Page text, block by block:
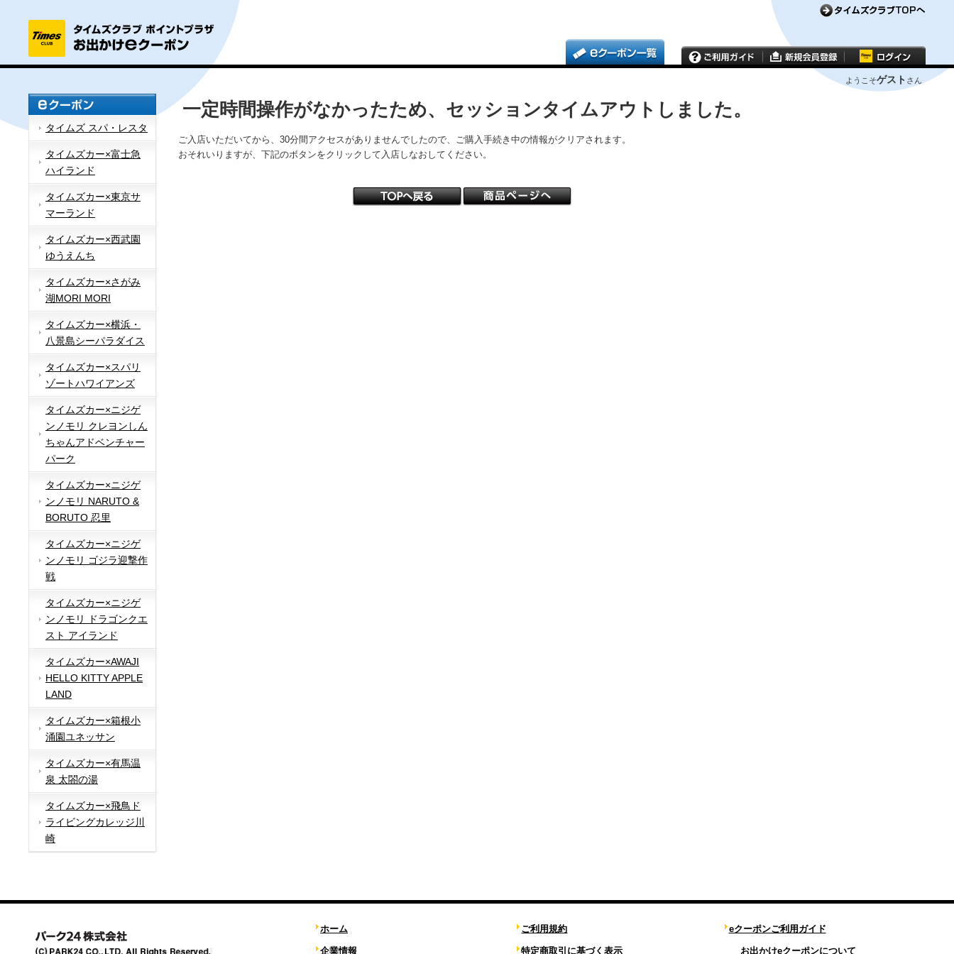
ようこそゲスト さん
タイムズ スパ・レスタ
タイムズカー×富士急
ハイランド
タイムズカー×東京サ
マーランド
タイムズカー×西武園
ゆうえんち
タイムズカー×さがみ
湖MORI MORI
タイムズカー×横浜・
八景島シーパラダイス
タイムズカー×スパリ
ゾートハワイアンズ
タイムズカー×ニジゲ
ンノモリ クレヨンしん
ちゃんアドベンチャー
パーク
タイムズカー×ニジゲ
ンノモリ NARUTO &
BORUTO 忍里
タイムズカー×ニジゲ
ンノモリ ゴジラ迎撃作
戦
タイムズカー×ニジゲ
ンノモリ ドラゴンクエ
スト アイランド
タイムズカー×AWAJI
HELLO KITTY APPLE
LAND
タイムズカー×箱根小
涌園ユネッサン
タイムズカー×有馬温
泉 太閤の湯
タイムズカー×飛鳥ド
ライビングカレッジ川
崎
一定時間操作がなかったため、セッションタイムアウトしました。
ご入店いただいてから、30分間アクセスがありませんでしたので、ご購入手続き中の情報がクリアされます。
おそれいりますが、下記のボタンをクリックして入店しなおしてください。
ホーム
企業情報
ご利用規約
特定商取引に基づく表示
eクーポンご利用ガイド
お出かけeクーポンについて